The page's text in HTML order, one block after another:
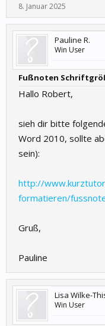
8. Januar 2025
Pauline R.
Win User
Fußnoten
Hallo Robert,
sieh dir bitte
Word 2010, sollte
sein):
http://
formatieren/
Gruß,
Pauline
Lisa Wilke-
Win User